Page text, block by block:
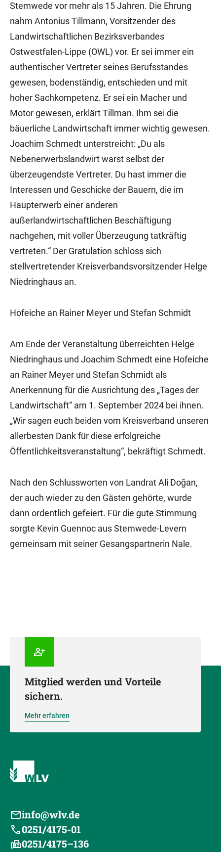
Stemwede vor mehr als 15 Jahren. Die Ehrung
nahm Antonius Tillmann, Vorsitzender des
Landwirtschaftlichen Bezirksverbandes
Ostwestfalen-Lippe (OWL) vor. Er sei immer ein
authentischer Vertreter seines Berufsstandes
gewesen, bodenständig, entschieden und mit
hoher Sachkompetenz. Er sei ein Macher und
Motor gewesen, erklärt Tillman. Ihm sei die
bäuerliche Landwirtschaft immer wichtig gewesen.
Joachim Schmedt unterstreicht: „Du als
Nebenerwerbslandwirt warst selbst der
überzeugendste Vertreter. Du hast immer die
Interessen und Geschicke der Bauern, die im
Haupterwerb einer anderen
außerlandwirtschaftlichen Beschäftigung
nachgehen, mit voller Überzeugung tatkräftig
vertreten.“ Der Gratulation schloss sich
stellvertretender Kreisverbandsvorsitzender Helge
Niedringhaus an.
Hofeiche an Rainer Meyer und Stefan Schmidt
Am Ende der Veranstaltung überreichten Helge
Niedringhaus und Joachim Schmedt eine Hofeiche
an Rainer Meyer und Stefan Schmidt als
Anerkennung für die Ausrichtung des „Tages der
Landwirtschaft“ am 1. September 2024 bei ihnen.
„Wir sagen euch beiden vom Kreisverband unseren
allerbesten Dank für diese erfolgreiche
Öffentlichkeitsveranstaltung“, bekräftigt Schmedt.
Nach den Schlussworten von Landrat Ali Doğan,
der auch wieder zu den Gästen gehörte, wurde
dann ordentlich gefeiert. Für die gute Stimmung
sorgte Kevin Guennoc aus Stemwede-Levern
gemeinsam mit seiner Gesangspartnerin Nale.
Mitglied werden und Vorteile
sichern.
Mehr erfahren
info@wlv.de
0251/4175-01
0251/4175–136